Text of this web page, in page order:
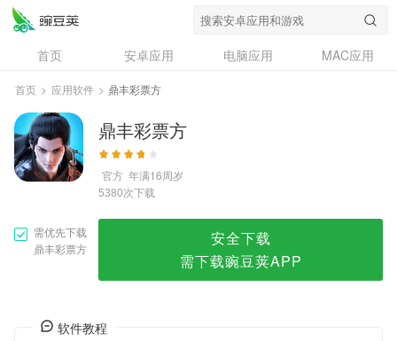
首页 安卓应用 电脑应用
MAC应用
资讯
专题
问答
首页 > 应用软件 > 鼎丰彩票方
鼎丰彩票方
官方 年满16周岁
5380次下载
需优先下载
鼎丰彩票方
安全下载
需下载豌豆荚APP
软件教程